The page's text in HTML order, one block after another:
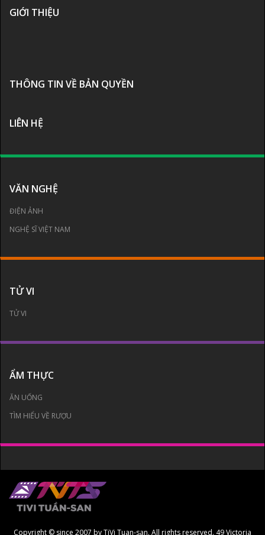
GIỚI THIỆU
THÔNG TIN VỀ BẢN QUYỀN
LIÊN HỆ
VĂN NGHỆ
ĐIỆN ẢNH
NGHỆ SĨ VIỆT NAM
TỬ VI
TỬ VI
ẨM THỰC
ĂN UỐNG
TÌM HIỂU VỀ RƯỢU
Copyright © since 2007 by TiVi Tuan-san. All rights reserved. 49 Victoria